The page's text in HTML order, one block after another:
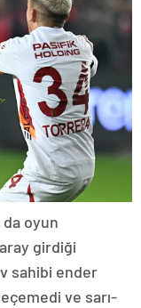
da oyun
girdiği
sahibi ender
ve sarı-